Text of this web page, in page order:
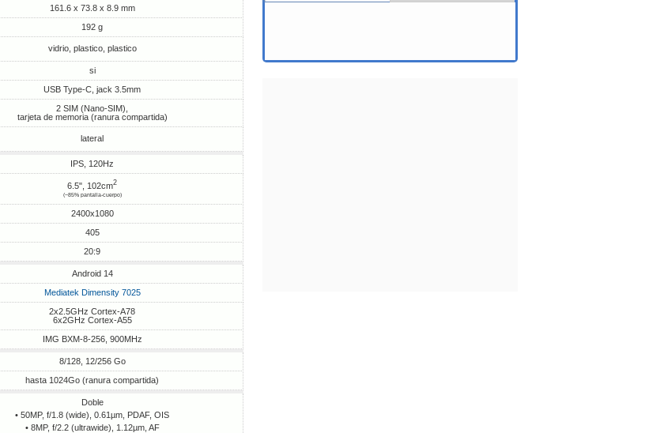
161.6 x 73.8 x 8.9 mm
192 g
vidrio, plastico, plastico
si
USB Type-C, jack 3.5mm
2 SIM (Nano-SIM),
tarjeta de memoria (ranura compartida)
lateral
IPS, 120Hz
6.5", 102cm2
(~85% pantalla-cuerpo)
2400x1080
405
20:9
Android 14
Mediatek Dimensity 7025
2x2.5GHz Cortex-A78
6x2GHz Cortex-A55
IMG BXM-8-256, 900MHz
8/128, 12/256 Go
hasta 1024Go (ranura compartida)
Doble
• 50MP, f/1.8 (wide), 0.61µm, PDAF, OIS
• 8MP, f/2.2 (ultrawide), 1.12µm, AF